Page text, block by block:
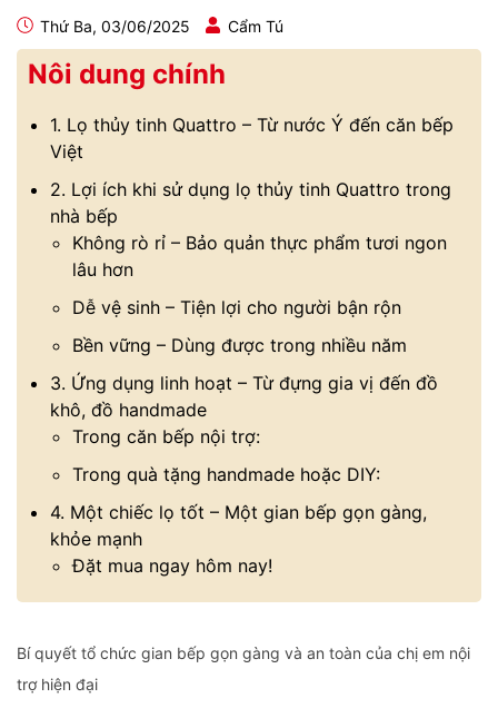
Thứ Ba, 03/06/2025 Cẩm Tú
Nôi dung chính
1. Lọ thủy tinh Quattro – Từ nước Ý đến căn bếp
Việt
2. Lợi ích khi sử dụng lọ thủy tinh Quattro trong
nhà bếp
Không rò rỉ – Bảo quản thực phẩm tươi ngon
lâu hơn
Dễ vệ sinh – Tiện lợi cho người bận rộn
Bền vững – Dùng được trong nhiều năm
3. Ứng dụng linh hoạt – Từ đựng gia vị đến đồ
khô, đồ handmade
Trong căn bếp nội trợ:
Trong quà tặng handmade hoặc DIY:
4. Một chiếc lọ tốt – Một gian bếp gọn gàng,
khỏe mạnh
Đặt mua ngay hôm nay!
Bí quyết tổ chức gian bếp gọn gàng và an toàn của chị em nội
trợ hiện đại